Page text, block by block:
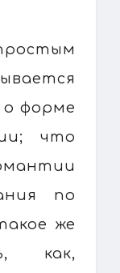
о форме
что
по
же
как,